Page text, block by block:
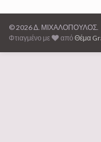
© 2026 Δ. ΜΙΧΑΛΟΠΟΥΛΟΣ.
Φτιαγμένο με
απόΘέμα